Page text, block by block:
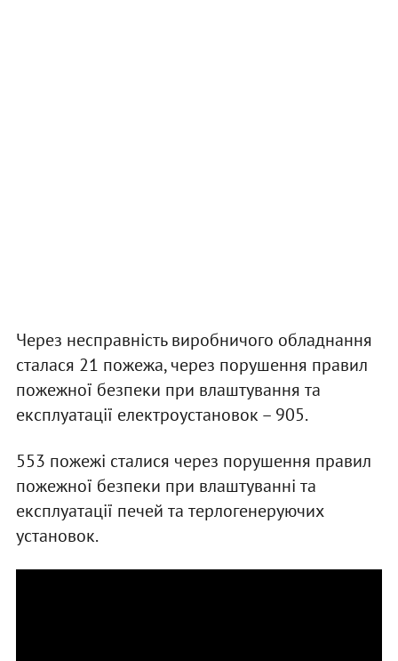
Через несправність виробничого обладнання
сталася 21 пожежа, через порушення правил
пожежної безпеки при влаштування та
експлуатації електроустановок – 905.
553 пожежі сталися через порушення правил
пожежної безпеки при влаштуванні та
експлуатації печей та терлогенеруючих
установок.